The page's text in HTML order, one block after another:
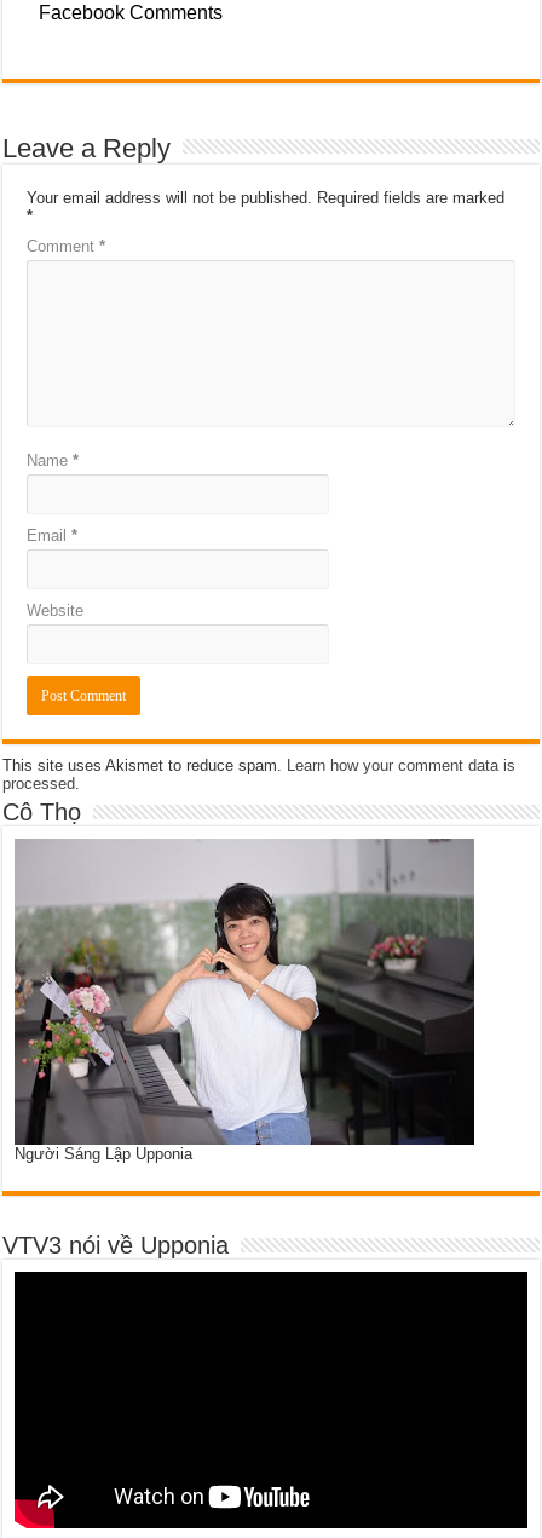
Facebook Comments
Leave a Reply
Your email address will not be published. Required fields are marked
*
Comment*
Name*
Email*
Website
This site uses Akismet to reduce spam. Learn how your comment data is
processed
Cô Thọ
Người Sáng Lập Upponia
VTV3 nói về Upponia